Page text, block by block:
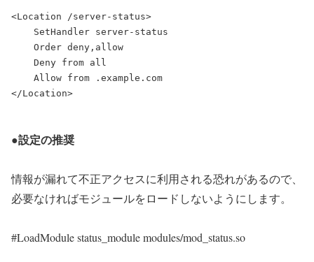
<Location /server-status>
    SetHandler server-status
    Order deny,allow
    Deny from all
    Allow from .example.com
●設定の推奨
情報が漏れて不正アクセスに利用される恐れがあるので、
必要なければモジュールをロードしないようにします。
#LoadModule status_module modules/mod_status.so